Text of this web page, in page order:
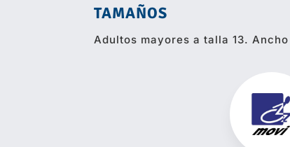
TAMAÑOS
Adultos mayores a talla 13.